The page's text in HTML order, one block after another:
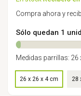
Compra ahora y
Sólo quedan 1
Medidas parrillas: 26
Medidas (largo x
26 x 26 x 4 cm 28